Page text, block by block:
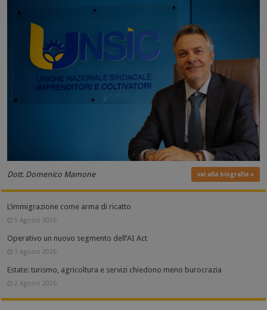
Dott. Domenico Mamone vai alla biografia »
L’immigrazione come arma di ricatto
5 Agosto 2026
Operativo un nuovo segmento dell’AI Act
3 Agosto 2026
Estate: turismo, agricoltura e servizi chiedono meno burocrazia
2 Agosto 2026